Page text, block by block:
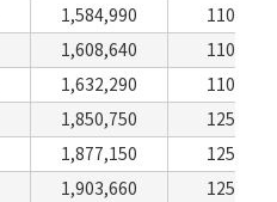
1,584,990
110,110
1,608,640
110,110
1,632,290
110,110
1,850,750
125,840
1,877,150
125,840
1,903,660
125,840